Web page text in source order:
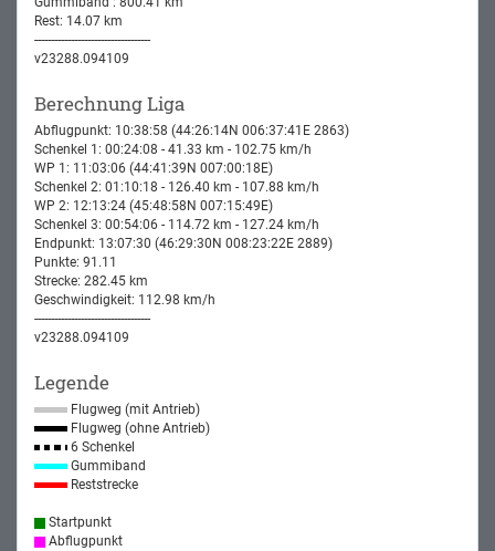
Rest: 14.07 km
-----------------------------------
v23288.094109
Berechnung Liga
Abflugpunkt: 10:38:58 (44:26:14N 006:37:41E 2863)
Schenkel 1: 00:24:08 - 41.33 km - 102.75 km/h
WP 1: 11:03:06 (44:41:39N 007:00:18E)
Schenkel 2: 01:10:18 - 126.40 km - 107.88 km/h
WP 2: 12:13:24 (45:48:58N 007:15:49E)
Schenkel 3: 00:54:06 - 114.72 km - 127.24 km/h
Endpunkt: 13:07:30 (46:29:30N 008:23:22E 2889)
Punkte: 91.11
Strecke: 282.45 km
Geschwindigkeit: 112.98 km/h
-----------------------------------
v23288.094109
Legende
Flugweg (mit Antrieb)
Flugweg (ohne Antrieb)
6 Schenkel
Gummiband
Reststrecke
Startpunkt
Abflugpunkt